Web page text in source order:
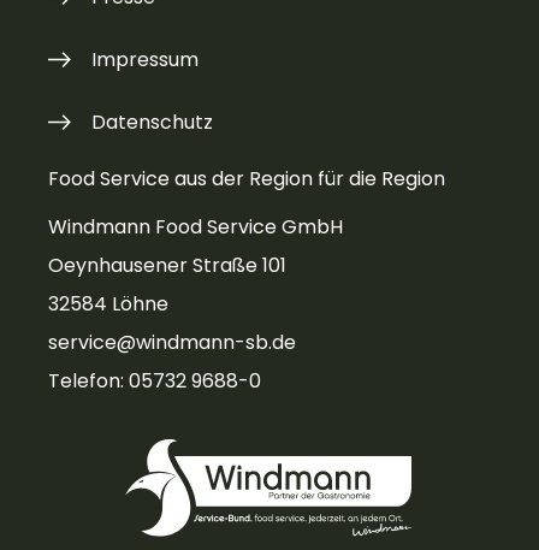
Food Service aus der Region für die Region
Windmann Food Service GmbH
Oeynhausener Straße 101
32584 Löhne
service@windmann-sb.de
Telefon: 05732 9688-0
Impressum
Datenschutz